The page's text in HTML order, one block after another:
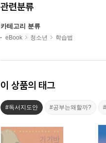
관련분류
카테고리 분류
eBook 청소년 학습법
이 상품의 태그
#독서지도안 #공부는왜할까?